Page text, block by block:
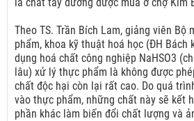
Theo TS. Trần Bích Lam, giảng viên Bộ
phẩm, khoa kỹ thuật hoá học (ĐH Bách
dụng hoá chất công nghiệp NaHSO3
lâu) xử lý thực phẩm là không được
chất độc hại còn lại rất cao. Do quá
vào thực phẩm, những chất này sẽ kết
phần khác làm biến đổi chất lượng và